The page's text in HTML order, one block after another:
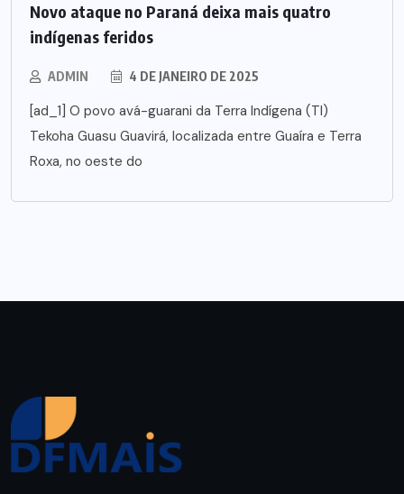
Novo ataque no Paraná deixa mais quatro
indígenas feridos
ADMIN 4 DE JANEIRO DE 2025
[ad_1] O povo avá-guarani da Terra Indígena (TI)
Tekoha Guasu Guavirá, localizada entre Guaíra e Terra
Roxa, no oeste do